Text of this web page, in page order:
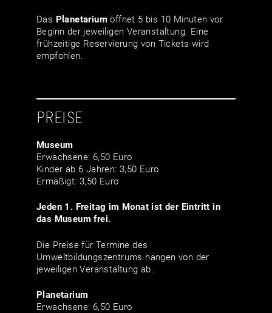
Das Planetarium öffnet 5 bis 10 Minuten vor
Beginn der jeweiligen Veranstaltung. Eine
frühzeitige Reservierung von Tickets wird
empfohlen.
PREISE
Museum
Erwachsene: 6,50 Euro
Kinder ab 6 Jahren: 3,50 Euro
Ermäßigt: 3,50 Euro
Jeden 1. Freitag im Monat ist der Eintritt in
das Museum frei.
Die Preise für Termine des
Umweltbildungszentrums hängen von der
jeweiligen Veranstaltung ab.
Planetarium
Erwachsene: 6,50 Euro